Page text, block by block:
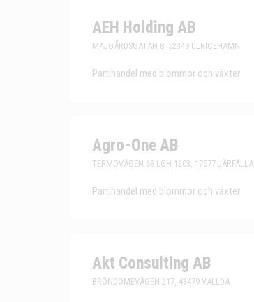
AEH Holding AB
MAJGÅRDSGATAN 8, 52349 ULRICEHAMN
Partihandel med blommor och växter
Agro-One AB
TERMOVÄGEN 68 LGH 1203, 17677 JÄRFÄLLA
Partihandel med blommor och växter
Akt Consulting AB
BRÖNDOMEVÄGEN 217, 43479 VALLDA